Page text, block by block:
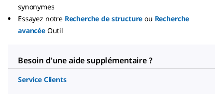
synonymes
Essayez notre Recherche de structure ou Recherche
avancée Outil
Besoin d'une aide supplémentaire ?
Service Clients